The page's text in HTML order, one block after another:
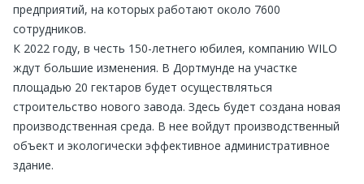
предприятий, на которых работают около 7600
сотрудников.
К 2022 году, в честь 150-летнего юбилея, компанию WILO
ждут большие изменения. В Дортмунде на участке
площадью 20 гектаров будет осуществляться
строительство нового завода. Здесь будет создана новая
производственная среда. В нее войдут производственный
объект и экологически эффективное административное
здание.